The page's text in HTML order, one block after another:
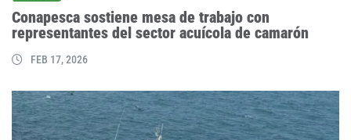
Conapesca sostiene mesa de trabajo con
representantes del sector acuícola de camarón
FEB 17, 2026